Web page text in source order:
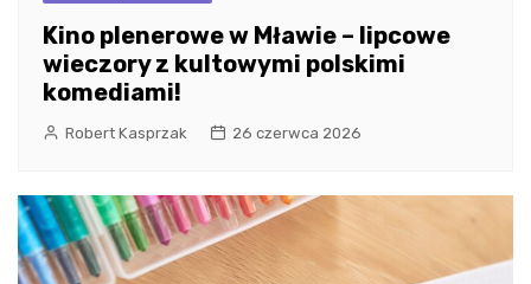
Kino plenerowe w Mławie – lipcowe
wieczory z kultowymi polskimi
komediami!
Robert Kasprzak 26 czerwca 2026